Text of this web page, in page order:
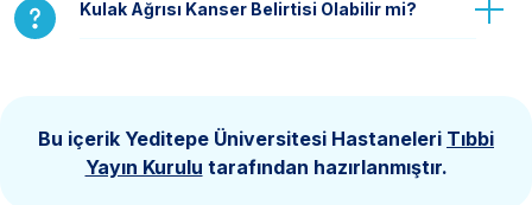
Kulak Ağrısı Kanser Belirtisi Olabilir mi?
Bu içerik Yeditepe Üniversitesi Hastaneleri Tıbbi
Yayın Kurulu tarafından hazırlanmıştır.